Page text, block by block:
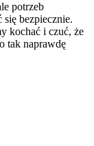
potrzeb
się bezpiecznie.
kochać i czuć, że
tak naprawdę